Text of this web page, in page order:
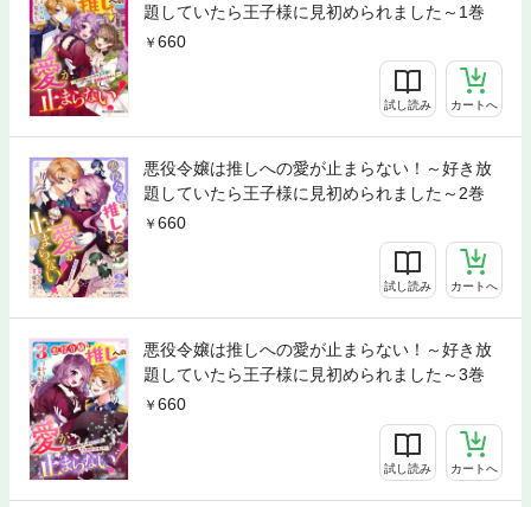
題していたら王子様に見初められました～1巻
660
試し読み カートへ
悪役令嬢は推しへの愛が止まらない！～好き放
題していたら王子様に見初められました～2巻
660
試し読み カートへ
悪役令嬢は推しへの愛が止まらない！～好き放
題していたら王子様に見初められました～3巻
660
試し読み カートへ